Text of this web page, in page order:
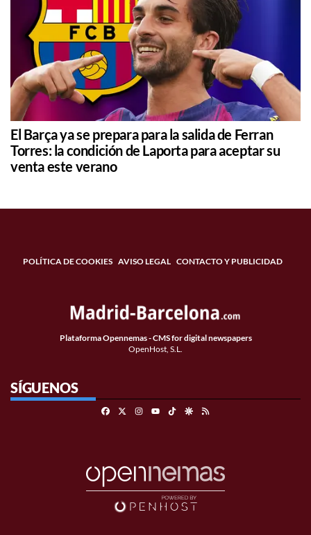
El Barça ya se prepara para la salida de Ferran
Torres: la condición de Laporta para aceptar su
venta este verano
POLÍTICA DE COOKIES AVISO LEGAL CONTACTO Y PUBLICIDAD
Plataforma Opennemas - CMS for digital newspapers
OpenHost, S.L.
SÍGUENOS
FacebookInstagramTikTokGoogle Discover